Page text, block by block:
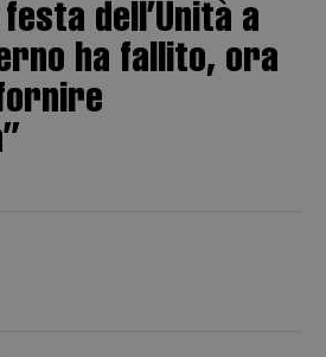
dell’Unità a
ha fallito, ora